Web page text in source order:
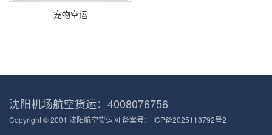
宠物空运
沈阳机场航空货运：4008076756
Copyright © 2001 沈阳航空货运网 备案号： ICP备2025118792号2